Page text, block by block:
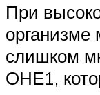
При
организме
слишком
ОНЕ1,